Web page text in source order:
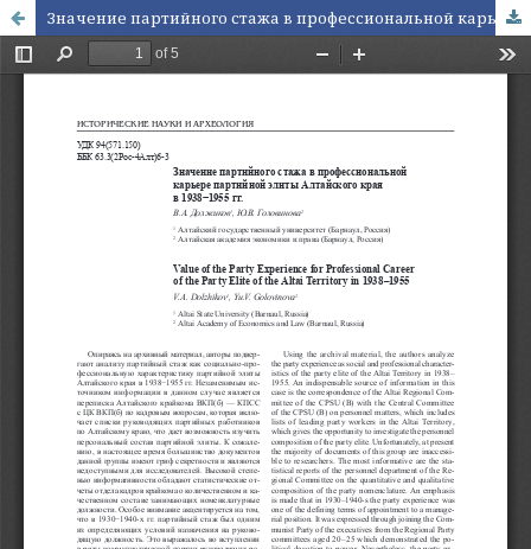
Значение партийного стажа в профессиональной карьере партийной элиты Алтайского края в 1938−1955 гг.